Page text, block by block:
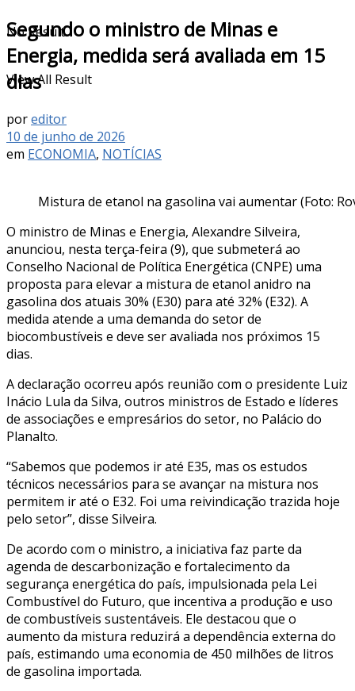
No Result
View All Result
Segundo o ministro de Minas e
Energia, medida será avaliada em 15
dias
poreditor
10 de junho de 2026
em ECONOMIA, NOTÍCIAS
Mistura de etanol na gasolina vai aumentar (Foto:
O ministro de Minas e Energia, Alexandre Silveira,
anunciou, nesta terça-feira (9), que submeterá ao
Conselho Nacional de Política Energética (CNPE) uma
proposta para elevar a mistura de etanol anidro na
gasolina dos atuais 30% (E30) para até 32% (E32). A
medida atende a uma demanda do setor de
biocombustíveis e deve ser avaliada nos próximos 15
dias.
A declaração ocorreu após reunião com o presidente Luiz
Inácio Lula da Silva, outros ministros de Estado e líderes
de associações e empresários do setor, no Palácio do
Planalto.
“Sabemos que podemos ir até E35, mas os estudos
técnicos necessários para se avançar na mistura nos
permitem ir até o E32. Foi uma reivindicação trazida hoje
pelo setor”, disse Silveira.
De acordo com o ministro, a iniciativa faz parte da
agenda de descarbonização e fortalecimento da
segurança energética do país, impulsionada pela Lei
Combustível do Futuro, que incentiva a produção e uso
de combustíveis sustentáveis. Ele destacou que o
aumento da mistura reduzirá a dependência externa do
país, estimando uma economia de 450 milhões de litros
de gasolina importada.